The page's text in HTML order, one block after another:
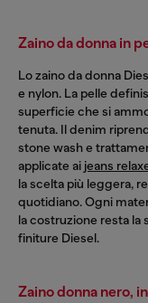
Zaino da donna in
Lo zaino da donna
e nylon. La pelle
superficie che si
tenuta. Il denim
stone wash e
applicate ai jeans
la scelta più leggera,
quotidiano. Ogni
la costruzione resta la
finiture Diesel.
Zaino donna nero,